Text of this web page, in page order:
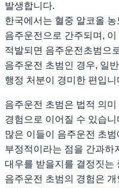
발생합니다.
한국에서는 혈중 알코올
음주운전으로 간주되며,
적발되면 음주운전초범으
음주운전 초범인 경우, 일
행정 처분이 경미한 편입니
음주운전 초범은 법적 의
경험으로 이어질 수 있습니
많은 이들이 음주운전 초범
부정적이라는 점을 간과하
대우를 받을지를 결정짓는
음주운전 초범의 경험은